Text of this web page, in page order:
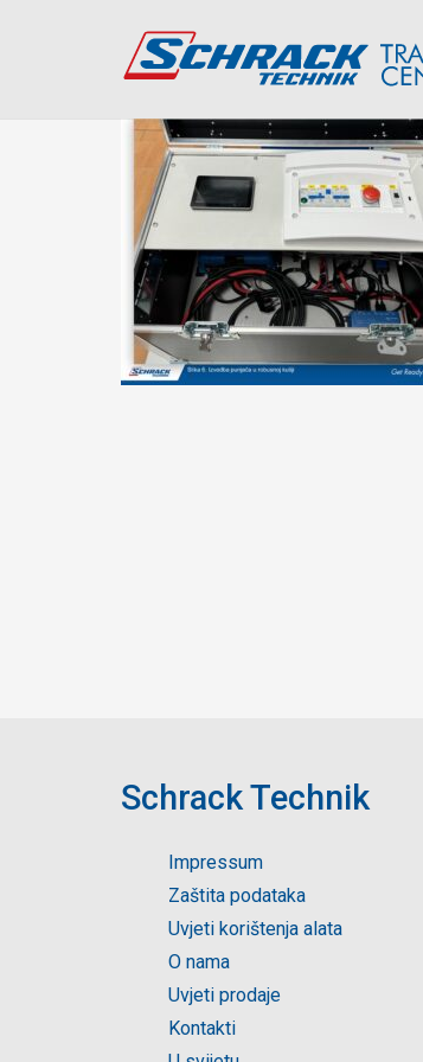
Schrack Technik
Impressum
Zaštita podataka
Uvjeti korištenja alata
O nama
Uvjeti prodaje
Kontakti